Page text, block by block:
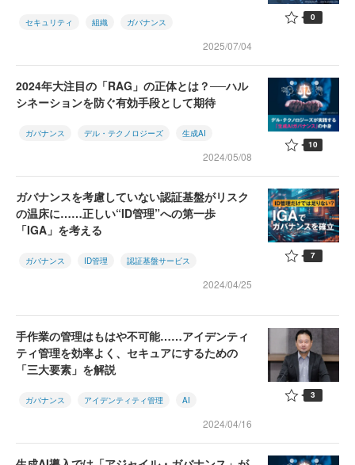
セキュリティ 組織 ガバナンス
2025/07/04
0
2024年大注目の「RAG」の正体とは？──ハル
シネーションを防ぐ有効手段として期待
ガバナンス デル・テクノロジーズ 生成AI
2024/05/08
10
ガバナンスを考慮していない認証基盤がリスク
の温床に……正しい“ID管理”への第一歩
「IGA」を考える
ガバナンス ID管理 認証基盤サービス
2024/04/25
7
手作業の管理はもはや不可能……アイデンティ
ティ管理を効率よく、セキュアにするための
「三大要素」を解説
ガバナンス アイデンティティ管理 AI
2024/04/16
3